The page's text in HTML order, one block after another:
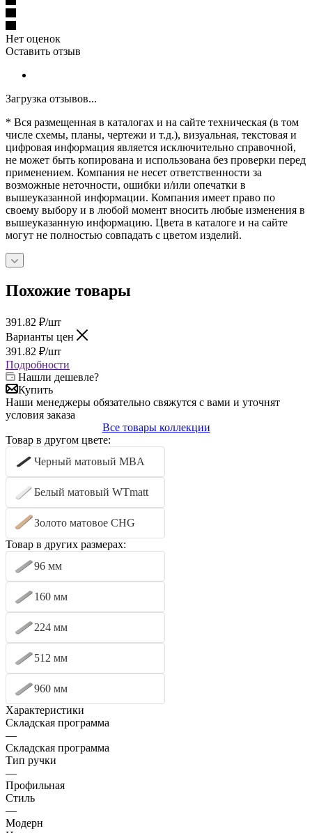
Нет оценок
Оставить отзыв
Загрузка отзывов...
* Вся размещенная в каталогах и на сайте техническая (в том
числе схемы, планы, чертежи и т.д.), визуальная, текстовая и
цифровая информация является исключительно справочной,
не может быть копирована и использована без проверки перед
применением. Компания не несет ответственности за
возможные неточности, ошибки и/или опечатки в
вышеуказанной информации. Компания имеет право по
своему выбору и в любой момент вносить любые изменения в
вышеуказанную информацию. Цвета в каталоге и на сайте
могут не полностью совпадать с цветом изделий.
Похожие товары
391.82 ₽/шт
Варианты цен
391.82 ₽/шт
Подробности
Нашли дешевле?
Купить
Наши менеджеры обязательно свяжутся с вами и уточнят
условия заказа
Все товары коллекции
Товар в другом цвете:
Черный матовый MBA
Белый матовый WTmatt
Золото матовое CHG
Товар в других размерах:
96 мм
160 мм
224 мм
512 мм
960 мм
Характеристики
Складская программа
—
Складская программа
Тип ручки
—
Профильная
Стиль
—
Модерн